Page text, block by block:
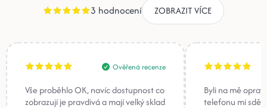
3 hodnocení ZOBRAZIT VÍCE
Ověřená recenze
Vše proběhlo OK, navíc dostupnost co
zobrazují je pravdivá a mají velký sklad
Byli na mě
telefonu mi